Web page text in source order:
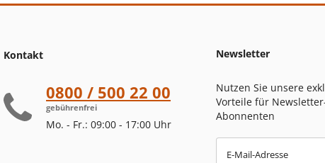
Kontakt
0800 / 500 22 00
gebührenfrei
Mo. - Fr.: 09:00 - 17:00 Uhr
Newsletter
Nutzen Sie unsere
Vorteile für
Abonnenten
E-Mail-Adresse